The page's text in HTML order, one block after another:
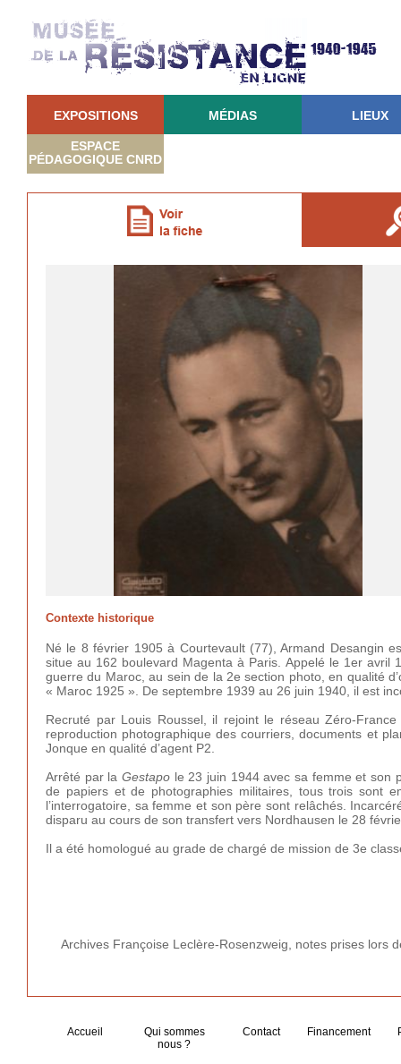
EXPOSITIONS MÉDIAS LIEUX
ESPACE
PÉDAGOGIQUE CNRD
Contexte historique
Né le 8 février 1905 à Courtevault (77), Armand Desangin
situe au 162 boulevard Magenta à Paris. Appelé le 1er avril
guerre du Maroc, au sein de la 2e section photo, en qualité
« Maroc 1925 ». De septembre 1939 au 26 juin 1940, il est
Recruté par Louis Roussel, il rejoint le réseau Zéro-
reproduction photographique des courriers, documents et
Jonque en qualité d’agent P2.
Arrêté par la Gestapole 23 juin 1944 avec sa femme et son
de papiers et de photographies militaires, tous trois sont
l’interrogatoire, sa femme et son père sont relâchés.
disparu au cours de son transfert vers Nordhausen le 28
Il a été homologué au grade de chargé de mission de 3e
Archives Françoise Leclère-Rosenzweig, notes prises lors
Accueil
Qui sommes
nous ?
Contact Financement